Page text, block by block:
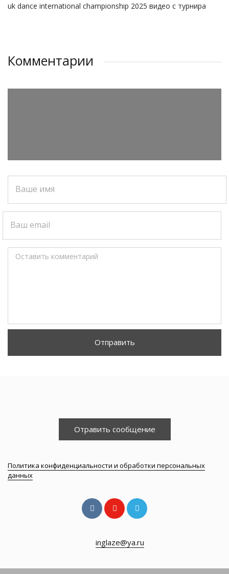
uk dance international championship 2025 видео с турнира
Комментарии
Ваше имя
Ваш email
Оставить комментарий
Отправить
Отравить сообщение
Политика конфиденциальности и обработки персональных
данных
inglaze@ya.ru